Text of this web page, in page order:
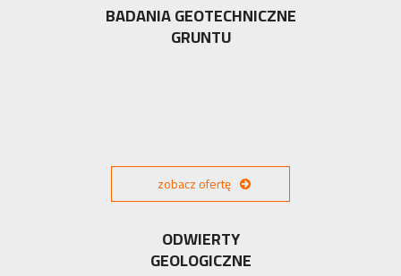
BADANIA GEOTECHNICZNE
GRUNTU
zobacz ofertę
ODWIERTY
GEOLOGICZNE